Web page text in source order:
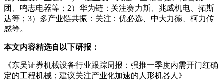
团、鸣志电器等；2）华为链：关注赛力斯、兆威机电、拓斯
达等；3）多产业链共振：关注：优必选、中大力德、柯力传
感等。
本文内容精选自以下研报：
《东吴证券机械设备行业跟踪周报：强推一季度内需开门红确
定的工程机械；建议关注产业化加速的人形机器人》